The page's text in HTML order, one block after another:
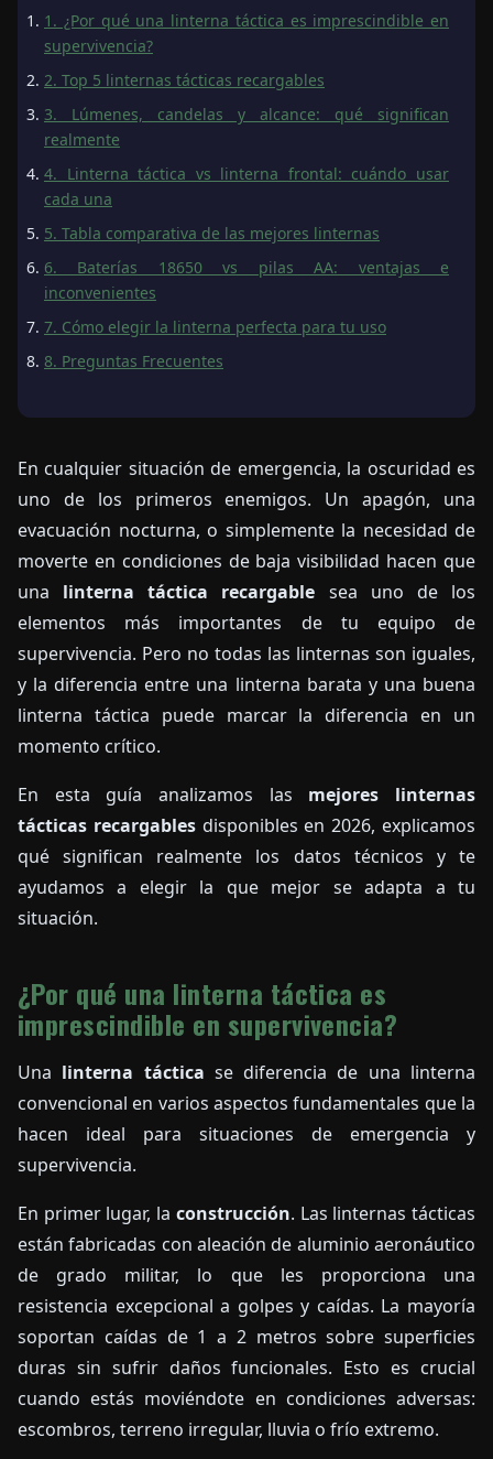
1. ¿Por qué una linterna táctica es imprescindible en
supervivencia?
2. Top 5 linternas tácticas recargables
3. Lúmenes, candelas y alcance: qué significan
realmente
4. Linterna táctica vs linterna frontal: cuándo usar
cada una
5. Tabla comparativa de las mejores linternas
6. Baterías 18650 vs pilas AA: ventajas e
inconvenientes
7. Cómo elegir la linterna perfecta para tu uso
8. Preguntas Frecuentes
En cualquier situación de emergencia, la oscuridad es
uno de los primeros enemigos. Un apagón, una
evacuación nocturna, o simplemente la necesidad de
moverte en condiciones de baja visibilidad hacen que
una linterna táctica recargable sea uno de los
elementos más importantes de tu equipo de
supervivencia. Pero no todas las linternas son iguales,
y la diferencia entre una linterna barata y una buena
linterna táctica puede marcar la diferencia en un
momento crítico.
En esta guía analizamos las mejores linternas
tácticas recargablesdisponibles en 2026, explicamos
qué significan realmente los datos técnicos y te
ayudamos a elegir la que mejor se adapta a tu
situación.
¿Por qué una linterna táctica es
imprescindible en supervivencia?
Una linterna táctica se diferencia de una linterna
convencional en varios aspectos fundamentales que la
hacen ideal para situaciones de emergencia y
supervivencia.
En primer lugar, la construcción. Las linternas tácticas
están fabricadas con aleación de aluminio aeronáutico
de grado militar, lo que les proporciona una
resistencia excepcional a golpes y caídas. La mayoría
soportan caídas de 1 a 2 metros sobre superficies
duras sin sufrir daños funcionales. Esto es crucial
cuando estás moviéndote en condiciones adversas:
escombros, terreno irregular, lluvia o frío extremo.